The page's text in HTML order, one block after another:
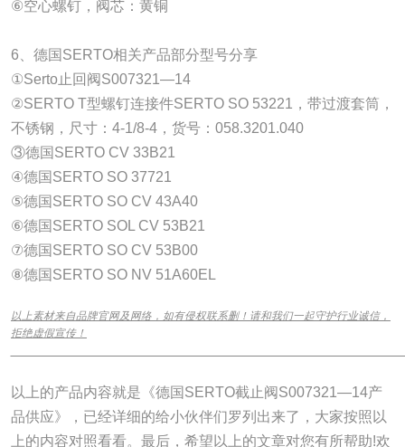
⑥空心螺钉，阀芯：黄铜
6、德国SERTO相关产品部分型号分享
①Serto止回阀S007321—14
②SERTO T型螺钉连接件SERTO SO 53221，带过渡套筒，
不锈钢，尺寸：4-1/8-4，货号：058.3201.040
③德国SERTO CV 33B21
④德国SERTO SO 37721
⑤德国SERTO SO CV 43A40
⑥德国SERTO SOL CV 53B21
⑦德国SERTO SO CV 53B00
⑧德国SERTO SO NV 51A60EL
以上素材来自品牌官网及网络，如有侵权联系删！请和我们一起守护行业诚信，
拒绝虚假宣传！
以上的产品内容就是《德国SERTO截止阀S007321—14产
品供应》，已经详细的给小伙伴们罗列出来了，大家按照以
上的内容对照看看。最后，希望以上的文章对您有所帮助!欢